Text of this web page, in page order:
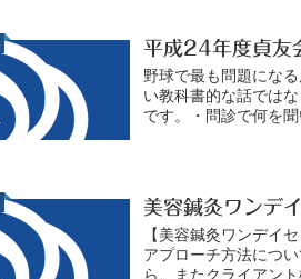
平成24年度貞友
野球で最も問題にな
い教科書的な話では
です。・問診で何を
美容鍼灸ワンデ
【美容鍼灸ワンデイ
アプローチ方法につ
ら、またクライアン